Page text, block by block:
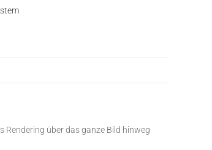
über das ganze Bild hinweg